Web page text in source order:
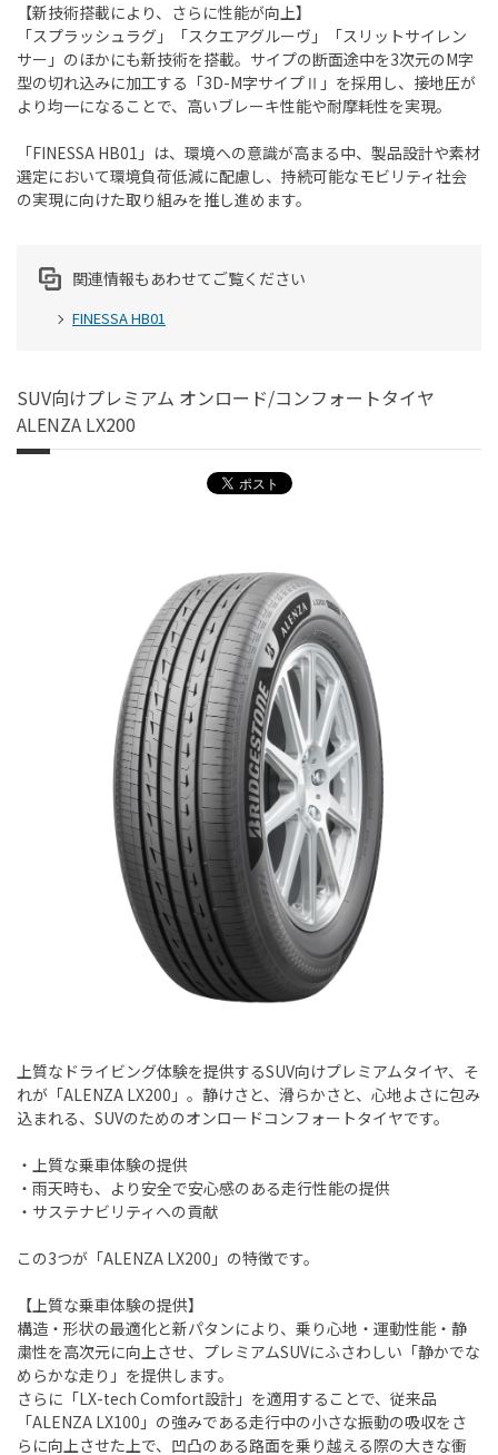
【新技術搭載により、さらに性能が向上】
「スプラッシュラグ」「スクエアグルーヴ」「スリットサイレン
サー」のほかにも新技術を搭載。サイプの断面途中を3次元のM字
型の切れ込みに加工する「3D-M字サイプⅡ」を採用し、接地圧が
より均一になることで、高いブレーキ性能や耐摩耗性を実現。
「FINESSA HB01」は、環境への意識が高まる中、製品設計や素材
選定において環境負荷低減に配慮し、持続可能なモビリティ社会
の実現に向けた取り組みを推し進めます。
関連情報もあわせてご覧ください
FINESSA HB01
SUV向けプレミアム オンロード/コンフォートタイヤ
ALENZA LX200
上質なドライビング体験を提供するSUV向けプレミアムタイヤ、そ
れが「ALENZA LX200」。静けさと、滑らかさと、心地よさに包み
込まれる、SUVのためのオンロードコンフォートタイヤです。
・上質な乗車体験の提供
・雨天時も、より安全で安心感のある走行性能の提供
・サステナビリティへの貢献
この3つが「ALENZA LX200」の特徴です。
【上質な乗車体験の提供】
構造・形状の最適化と新パタンにより、乗り心地・運動性能・静
粛性を高次元に向上させ、プレミアムSUVにふさわしい「静かでな
めらかな走り」を提供します。
さらに「LX-tech Comfort設計」を適用することで、従来品
「ALENZA LX100」の強みである走行中の小さな振動の吸収をさ
らに向上させた上で、凹凸のある路面を乗り越える際の大きな衝